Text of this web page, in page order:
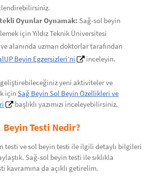
Oyunlar Oynamak: Sağ-sol beyin
için Yıldız Teknik Üniversitesi
alanında uzman doktorlar tarafından
Beyin Egzersizleri’ni inceleyin.
yeni aktiviteler ve
için Sağ Beyin Sol Beyin Özellikleri ve
başlıklı yazımızı inceleyebilirsiniz.
Beyin Testi Nedir?
testi ve sol beyin testi ile ilgili detaylı bilgileri
Sağ-sol beyin testi ile sıklıkla
kavramına da açıklı getirelim.